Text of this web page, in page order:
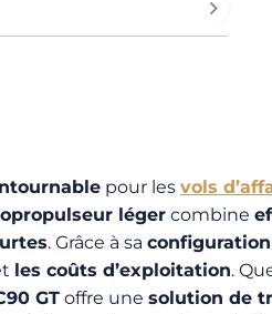
pour les vols
léger combine
. Grâce à sa
les coûts d’exploitation.
GT offre une solution de